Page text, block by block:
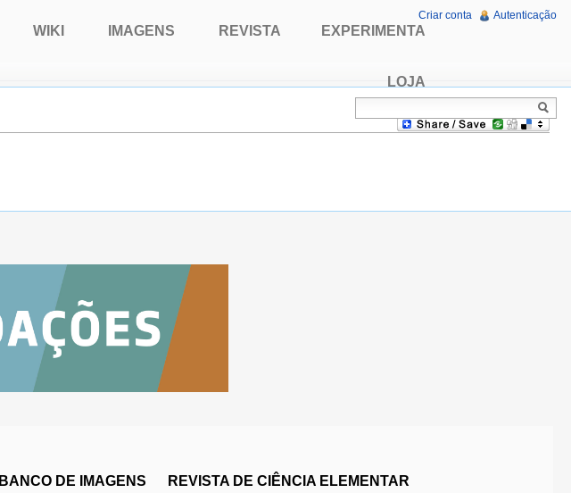
WIKI IMAGENS REVISTA EXPERIMENTA
LOJA
Criar conta Autenticação
BANCO DE IMAGENS
REVISTA DE CIÊNCIA ELEMENTAR